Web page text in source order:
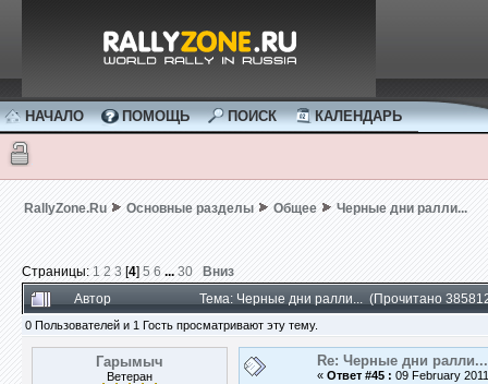
НАЧАЛО ПОМОЩЬ ПОИСК КАЛЕНДАРЬ
RallyZone.Ru Основные разделы Общее Черные дни ралли...
Страницы: 1 2 3 [4] 5 6 ... 30
Вниз
Автор
Тема: Черные дни ралли... (Прочитано
0 Пользователей и 1 Гость просматривают эту тему.
Гарымыч
Ветеран
Re: Черные дни ралли...
« Ответ #45 : 09 February